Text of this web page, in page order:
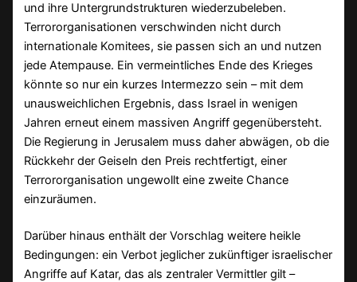
und ihre Untergrundstrukturen wiederzubeleben.
Terrororganisationen verschwinden nicht durch
internationale Komitees, sie passen sich an und nutzen
jede Atempause. Ein vermeintliches Ende des Krieges
könnte so nur ein kurzes Intermezzo sein – mit dem
unausweichlichen Ergebnis, dass Israel in wenigen
Jahren erneut einem massiven Angriff gegenübersteht.
Die Regierung in Jerusalem muss daher abwägen, ob die
Rückkehr der Geiseln den Preis rechtfertigt, einer
Terrororganisation ungewollt eine zweite Chance
einzuräumen.
Darüber hinaus enthält der Vorschlag weitere heikle
Bedingungen: ein Verbot jeglicher zukünftiger israelischer
Angriffe auf Katar, das als zentraler Vermittler gilt –